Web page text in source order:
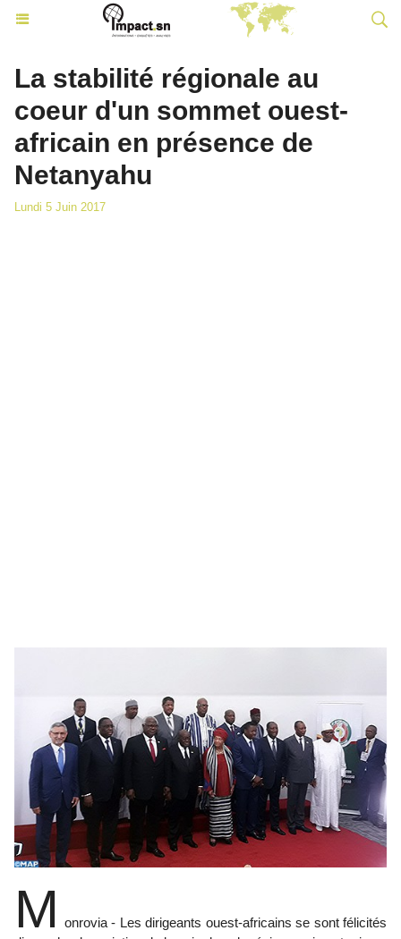
La stabilité régionale au
coeur d'un sommet ouest-
africain en présence de
Netanyahu
Lundi 5 Juin 2017
M
onrovia - Les dirigeants ouest-africains se sont félicités